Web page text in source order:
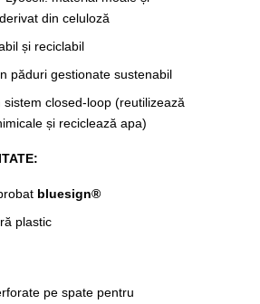
din celuloză
și reciclabil
păduri gestionate sustenabil
sistem closed-loop (reutilizează
și reciclează apa)
bluesign®
plastic
pe spate pentru